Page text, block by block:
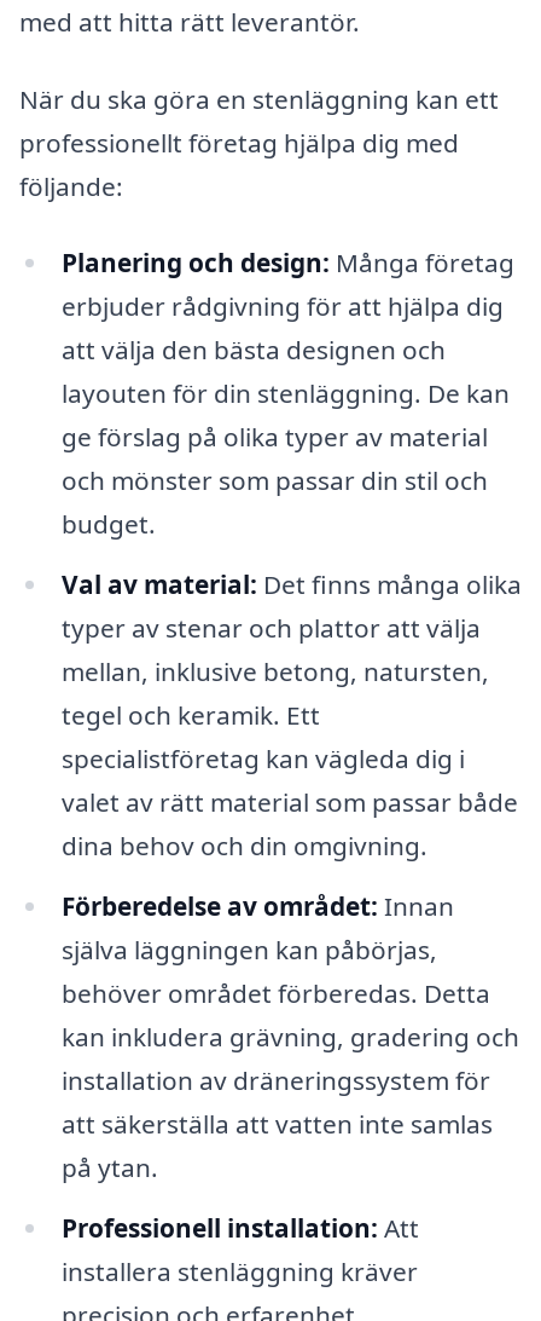
med att hitta rätt leverantör.
När du ska göra en stenläggning kan ett
professionellt företag hjälpa dig med
följande:
Planering och design: Många företag
erbjuder rådgivning för att hjälpa dig
att välja den bästa designen och
layouten för din stenläggning. De kan
ge förslag på olika typer av material
och mönster som passar din stil och
budget.
Val av material: Det finns många olika
typer av stenar och plattor att välja
mellan, inklusive betong, natursten,
tegel och keramik. Ett
specialistföretag kan vägleda dig i
valet av rätt material som passar både
dina behov och din omgivning.
Förberedelse av området: Innan
själva läggningen kan påbörjas,
behöver området förberedas. Detta
kan inkludera grävning, gradering och
installation av dräneringssystem för
att säkerställa att vatten inte samlas
på ytan.
Professionell installation: Att
installera stenläggning kräver